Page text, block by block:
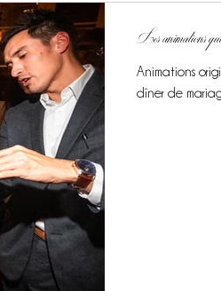
Les animations
Animations
dîner de